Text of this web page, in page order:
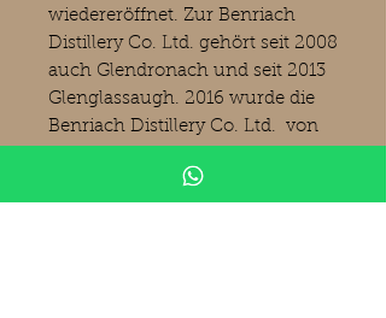
wiedereröffnet. Zur Benriach
Distillery Co. Ltd. gehört seit 2008
auch Glendronach und seit 2013
Glenglassaugh. 2016 wurde die
Benriach Distillery Co. Ltd. von
Konzern Brown-Forman